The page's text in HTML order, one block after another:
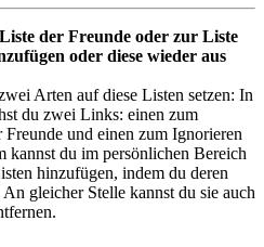
der Freunde oder zur Liste
oder diese wieder aus
Arten auf diese Listen setzen: In
du zwei Links: einen zum
und einen zum Ignorieren
kannst du im persönlichen Bereich
hinzufügen, indem du deren
gleicher Stelle kannst du sie auch